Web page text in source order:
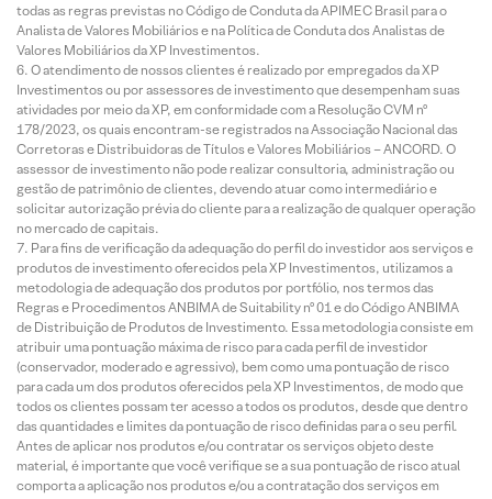
todas as regras previstas no Código de Conduta da APIMEC Brasil para o
Analista de Valores Mobiliários e na Política de Conduta dos Analistas de
Valores Mobiliários da XP Investimentos.
O atendimento de nossos clientes é realizado por empregados da XP
Investimentos ou por assessores de investimento que desempenham suas
atividades por meio da XP, em conformidade com a Resolução CVM nº
178/2023, os quais encontram-se registrados na Associação Nacional das
Corretoras e Distribuidoras de Títulos e Valores Mobiliários – ANCORD. O
assessor de investimento não pode realizar consultoria, administração ou
gestão de patrimônio de clientes, devendo atuar como intermediário e
solicitar autorização prévia do cliente para a realização de qualquer operação
no mercado de capitais.
Para fins de verificação da adequação do perfil do investidor aos serviços e
produtos de investimento oferecidos pela XP Investimentos, utilizamos a
metodologia de adequação dos produtos por portfólio, nos termos das
Regras e Procedimentos ANBIMA de Suitability nº 01 e do Código ANBIMA
de Distribuição de Produtos de Investimento. Essa metodologia consiste em
atribuir uma pontuação máxima de risco para cada perfil de investidor
(conservador, moderado e agressivo), bem como uma pontuação de risco
para cada um dos produtos oferecidos pela XP Investimentos, de modo que
todos os clientes possam ter acesso a todos os produtos, desde que dentro
das quantidades e limites da pontuação de risco definidas para o seu perfil.
Antes de aplicar nos produtos e/ou contratar os serviços objeto deste
material, é importante que você verifique se a sua pontuação de risco atual
comporta a aplicação nos produtos e/ou a contratação dos serviços em